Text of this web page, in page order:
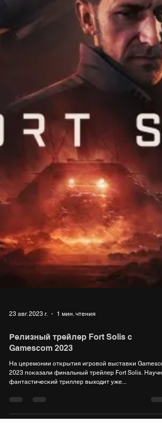
23 авг. 2023 г. 1 мин. чтения
Gamescom 2023